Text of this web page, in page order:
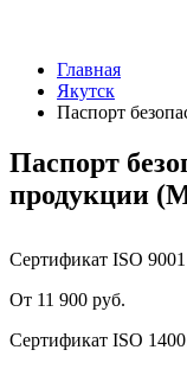
Главная
Якутск
Паспорт
Паспорт
продукции
Сертификат ISO 9001
От 11 900 руб.
Сертификат ISO